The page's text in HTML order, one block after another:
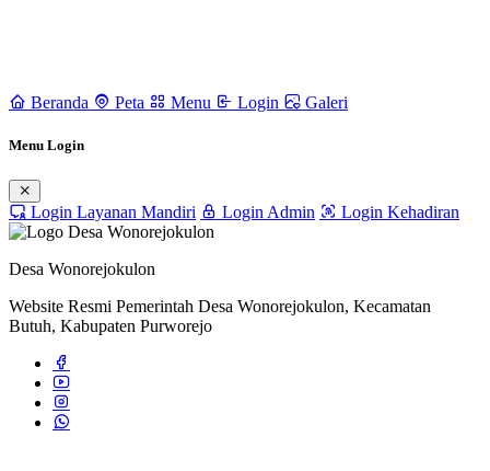
Beranda Peta Menu Login Galeri
Menu Login
Login Layanan Mandiri Login Admin Login Kehadiran
Desa Wonorejokulon
Website Resmi Pemerintah Desa Wonorejokulon, Kecamatan
Butuh, Kabupaten Purworejo